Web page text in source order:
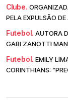
Clube.
PELA EXPULSÃO
Futebol. AUTORA
GABI ZANOTTI
Futebol. EMILY
CORINTHIANS: